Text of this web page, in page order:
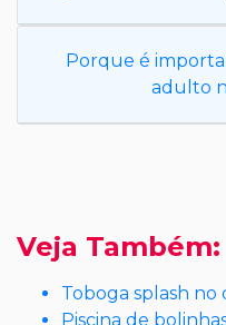
Porque é
adulto
Veja Também:
Toboga splash
Piscina de